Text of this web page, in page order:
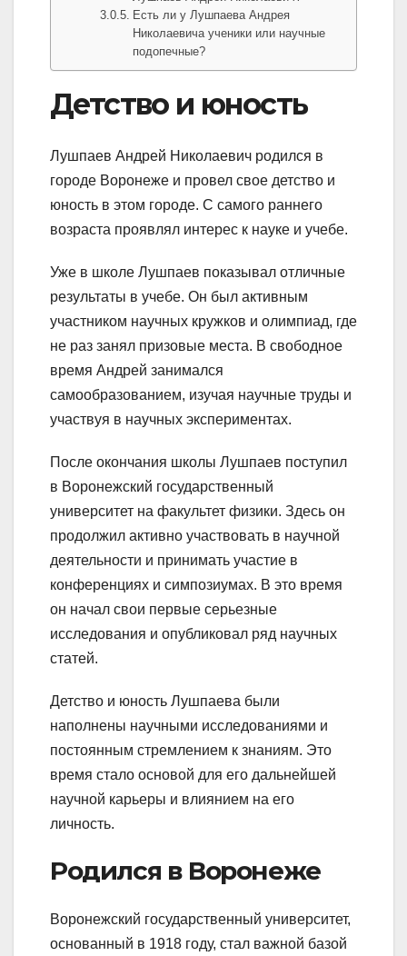
Есть ли у Лушпаева Андрея
Николаевича ученики или научные
подопечные?
Детство и юность
Лушпаев Андрей Николаевич родился в
городе Воронеже и провел свое детство и
юность в этом городе. С самого раннего
возраста проявлял интерес к науке и учебе.
Уже в школе Лушпаев показывал отличные
результаты в учебе. Он был активным
участником научных кружков и олимпиад, где
не раз занял призовые места. В свободное
время Андрей занимался
самообразованием, изучая научные труды и
участвуя в научных экспериментах.
После окончания школы Лушпаев поступил
в Воронежский государственный
университет на факультет физики. Здесь он
продолжил активно участвовать в научной
деятельности и принимать участие в
конференциях и симпозиумах. В это время
он начал свои первые серьезные
исследования и опубликовал ряд научных
статей.
Детство и юность Лушпаева были
наполнены научными исследованиями и
постоянным стремлением к знаниям. Это
время стало основой для его дальнейшей
научной карьеры и влиянием на его
личность.
Родился в Воронеже
Воронежский государственный университет,
основанный в 1918 году, стал важной базой